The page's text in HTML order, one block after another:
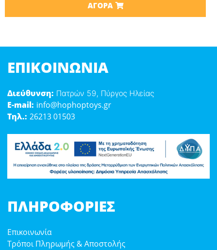
ΑΓΟΡΆ
ΕΠΙΚΟΙΝΩΝΊΑ
Διεύθυνση: Πατρών 59, Πύργος Ηλείας
E-mail: info@hophoptoys.gr
Τηλ.: 26213 01503
ΠΛΗΡΟΦΟΡΊΕΣ
Επικοινωνία
Τρόποι Πληρωμής & Αποστολής